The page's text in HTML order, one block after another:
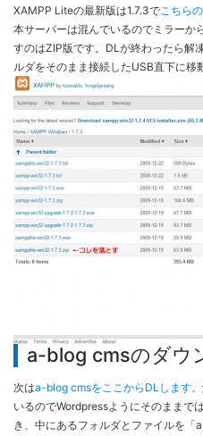
XAMPP Liteの最新版は1.7.3でこちら
本サーバーは混んでいるのでミラーか
すのはZIP版です。DLが終わったら解
ルダをそのまま接続したUSB直下に移
a-blog cmsのダウ
次はa-blog cmsをここからDLします。
いるのでWordpressようにそのままで
き、中にあるフォルダとファイルを「